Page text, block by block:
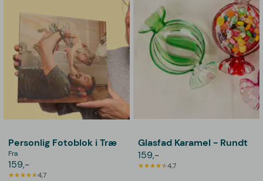
Personlig Fotoblok i Træ
Fra
159,-
4,7
Glasfad Karamel - Rundt
159,-
4,7